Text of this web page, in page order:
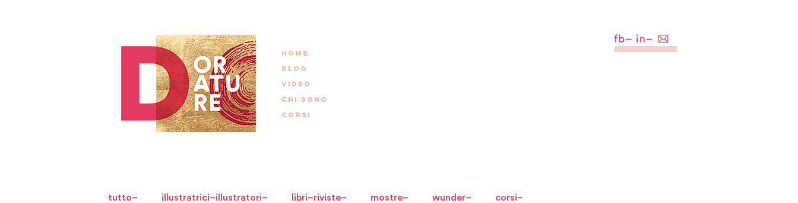
HOME
BLOG
VIDEO
CHI SONO
CORSI
tutto– illustratrici–illustratori– libri–riviste– mostre– wunder– corsi–